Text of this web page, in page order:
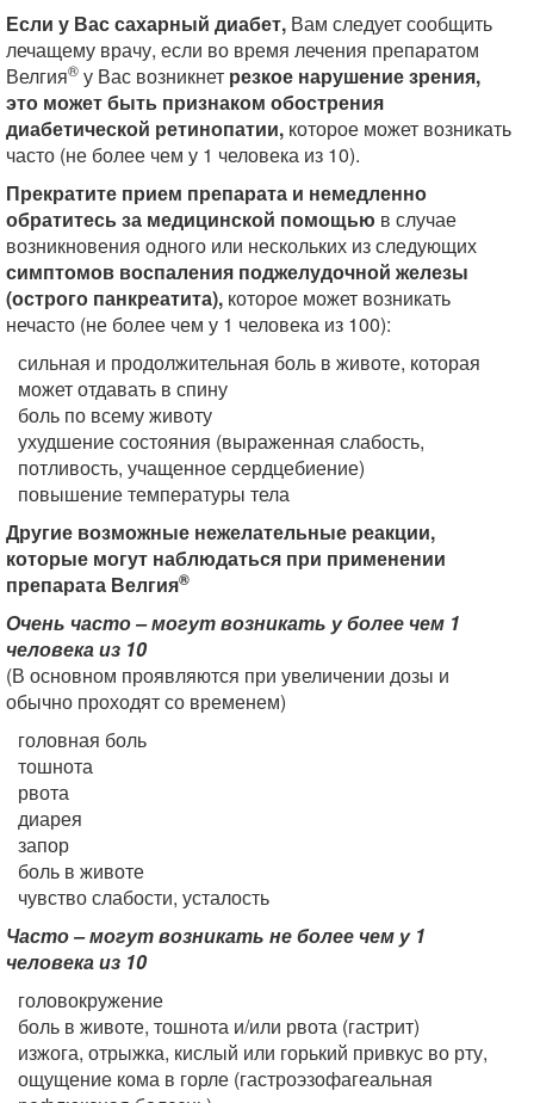
Если у Вас сахарный диабет, Вам следует сообщить
лечащему врачу, если во время лечения препаратом
Велгия® у Вас возникнет резкое нарушение зрения,
это может быть признаком обострения
диабетической ретинопатии, которое может возникать
часто (не более чем у 1 человека из 10).
Прекратите прием препарата и немедленно
обратитесь за медицинской помощью в случае
возникновения одного или нескольких из следующих
симптомов воспаления поджелудочной железы
(острого панкреатита), которое может возникать
нечасто (не более чем у 1 человека из 100):
сильная и продолжительная боль в животе, которая
может отдавать в спину
боль по всему животу
ухудшение состояния (выраженная слабость,
потливость, учащенное сердцебиение)
повышение температуры тела
Другие возможные нежелательные реакции,
которые могут наблюдаться при применении
препарата Велгия®
Очень часто – могут возникать у более чем 1
человека из 10
(В основном проявляются при увеличении дозы и
обычно проходят со временем)
головная боль
тошнота
рвота
диарея
запор
боль в животе
чувство слабости, усталость
Часто – могут возникать не более чем у 1
человека из 10
головокружение
боль в животе, тошнота и/или рвота (гастрит)
изжога, отрыжка, кислый или горький привкус во рту,
ощущение кома в горле (гастроэзофагеальная